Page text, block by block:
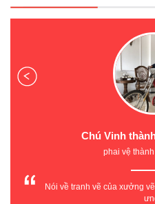
Chú Vinh
phai vệ
Nói về tranh vẽ của xưởng